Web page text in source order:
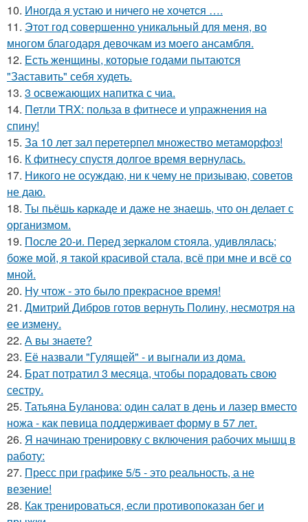
10. Иногда я устаю и ничего не хочется ….
11. Этот год совершенно уникальный для меня, во
многом благодаря девочкам из моего ансамбля.
12. Есть женщины, которые годами пытаются
"Заставить" себя худеть.
13. 3 освежающих напитка с чиа.
14. Петли TRX: польза в фитнесе и упражнения на
спину!
15. За 10 лет зал перетерпел множество метаморфоз!
16. К фитнесу спустя долгое время вернулась.
17. Никого не осуждаю, ни к чему не призываю, советов
не даю.
18. Ты пьёшь каркаде и даже не знаешь, что он делает с
организмом.
19. После 20-и. Перед зеркалом стояла, удивлялась;
боже мой, я такой красивой стала, всё при мне и всё со
мной.
20. Ну чтож - это было прекрасное время!
21. Дмитрий Дибров готов вернуть Полину, несмотря на
ее измену.
22. А вы знаете?
23. Её назвали "Гулящей" - и выгнали из дома.
24. Брат потратил 3 месяца, чтобы порадовать свою
сестру.
25. Татьяна Буланова: один салат в день и лазер вместо
ножа - как певица поддерживает форму в 57 лет.
26. Я начинаю тренировку с включения рабочих мышц в
работу:
27. Пресс при графике 5/5 - это реальность, а не
везение!
28. Как тренироваться, если противопоказан бег и